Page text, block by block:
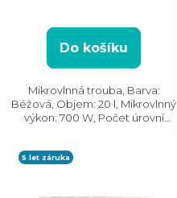
t
ů
5
hvězdiček.
Do košíku
Mikrovlnná trouba, Barva:
Béžová, Objem: 20 l, Mikrovlnný
výkon: 700 W, Počet úrovní
Rozměry (VxŠxH): 261x455x326
5 let záruka